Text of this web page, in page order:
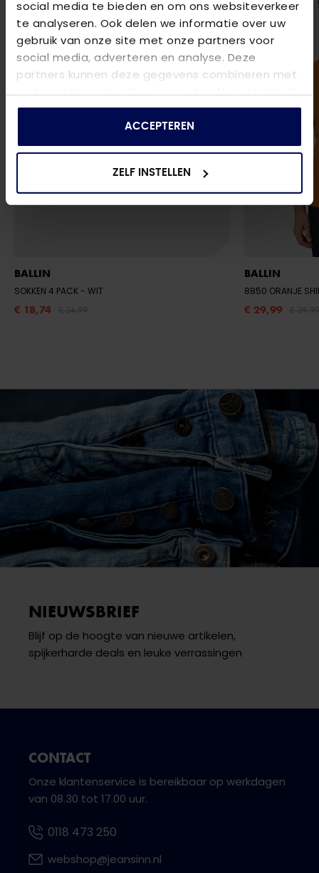
social media te bieden en om ons websiteverkeer
te analyseren. Ook delen we informatie over uw
gebruik van onze site met onze partners voor
social media, adverteren en analyse. Deze
partners kunnen deze gegevens combineren met
andere informatie die u aan ze heeft verstrekt of
die ze hebben verzameld op basis van uw gebruik
ACCEPTEREN
ZELF INSTELLEN
BALLIN
SOKKEN 4 PACK - WIT
€ 18,74
BALLIN
8850 ORANJE
€ 29,99
NIEUWSBRIEF
Blijf op de hoogte van nieuwe artikelen,
spijkerharde deals en leuke verrassingen
CONTACT
Onze klantenservice is bereikbaar op werkdagen
van 08.30 tot 17.00 uur.
0118 473 250
webshop@jeansinn.nl